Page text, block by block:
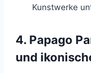
Kunstwerke
4. Papago
und